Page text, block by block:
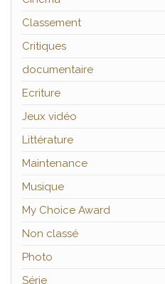
Classement
Critiques
documentaire
Ecriture
Jeux vidéo
Littérature
Maintenance
Musique
My Choice Award
Non classé
Photo
Série